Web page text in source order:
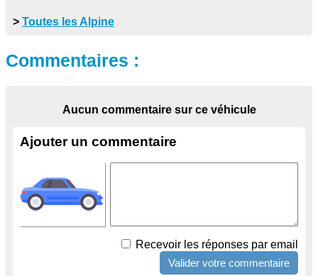
> Toutes les Alpine
Commentaires :
Aucun commentaire sur ce véhicule
Ajouter un commentaire
Recevoir les réponses par email